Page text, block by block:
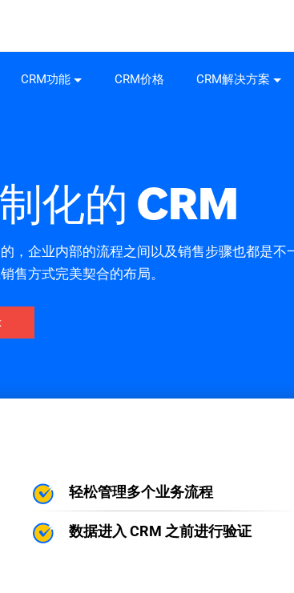
CRM功能 CRM价格 CRM解决方案
化的 CRM
，企业内部的流程之间以及销售步骤也都是不
售方式完美契合的布局。
轻松管理多个业务流程
数据进入 CRM 之前进行验证